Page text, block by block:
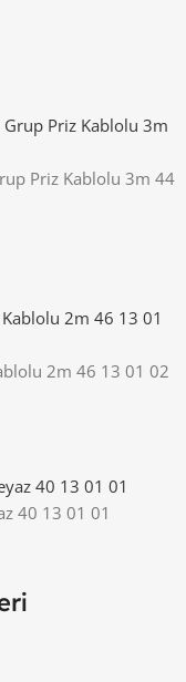
Priz Kablolu 3m 44
2m 46 13 01 02
40 13 01 01